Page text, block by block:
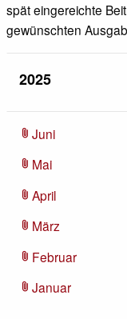
spät eingereichte
gewünschten
2025
attach_fileJuni
attach_file Mai
attach_file April
attach_file März
attach_file Februar
attach_fileJanuar